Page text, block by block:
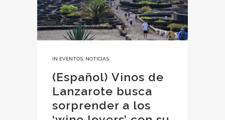
IN EVENTOS NOTICIAS
(Español) Vinos de
Lanzarote busca
sorprender a los